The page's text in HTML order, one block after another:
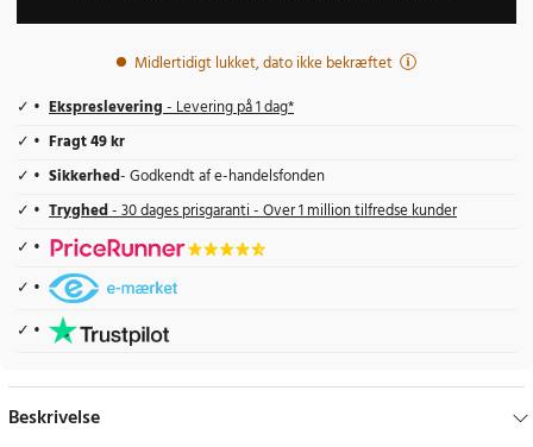
Midlertidigt lukket, dato ikke bekræftet
Ekspreslevering- Levering på 1 dag*
Fragt 49 kr
Sikkerhed- Godkendt af e-handelsfonden
Tryghed- 30 dages prisgaranti - Over 1 million tilfredse kunder
Beskrivelse